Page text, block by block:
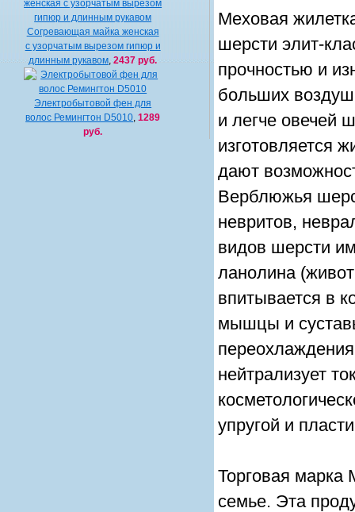
Согревающая майка женская
с узорчатым вырезом гипюр и
длинным рукавом ,2437 руб.
Электробытовой фен для
волос Ремингтон D5010 ,1289
руб.
Меховая
шерсти элит-
прочностью и
больших
и легче овечей
изготовляется
дают
Верблюжья
невритов,
видов шерсти
ланолина
впитывается в
мышцы и
нейтрализует
упругой и
Торговая марка
семье. Эта